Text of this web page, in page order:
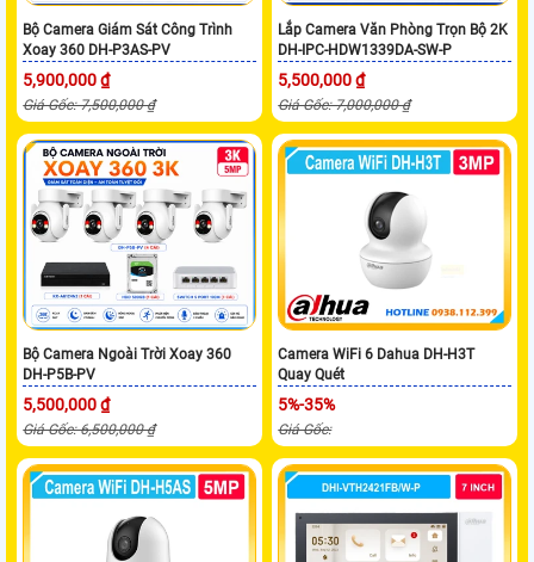
Bộ Camera Giám Sát Công Trình
Xoay 360 DH-P3AS-PV
5,900,000 ₫
Giá Gốc: 7,500,000 ₫
Lắp Camera Văn Phòng Trọn Bộ 2K
DH-IPC-HDW1339DA-SW-P
5,500,000 ₫
Giá Gốc: 7,000,000 ₫
Bộ Camera Ngoài Trời Xoay 360
DH-P5B-PV
5,500,000 ₫
Giá Gốc: 6,500,000 ₫
Camera WiFi 6 Dahua DH-H3T
Quay Quét
5%-35%
Giá Gốc: